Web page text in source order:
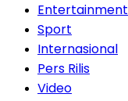
Entertainment
Sport
Internasional
Pers Rilis
Video